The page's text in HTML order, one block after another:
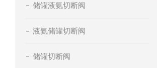
储罐液氨切断阀
液氨储罐切断阀
储罐切断阀